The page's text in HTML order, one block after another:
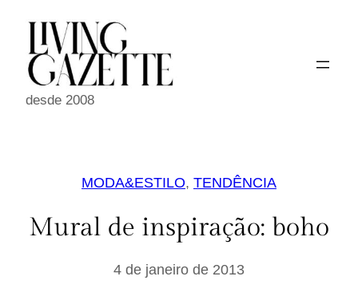
conteúdo
desde 2008
MODA&ESTILO, TENDÊNCIA
Mural de inspiração: boho
4 de janeiro de 2013